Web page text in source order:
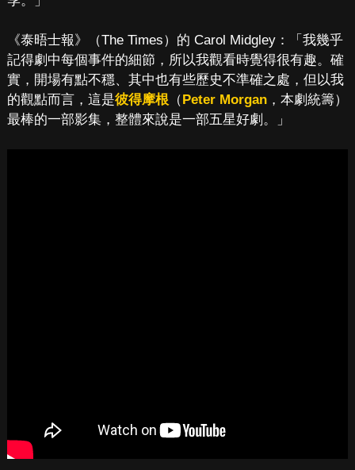
《泰晤士報》（The Times）的 Carol Midgley：「我幾乎
記得劇中每個事件的細節，所以我觀看時覺得很有趣。確
實，開場有點不穩、其中也有些歷史不準確之處，但以我
的觀點而言，這是彼得摩根 （Peter Morgan，本劇統籌）
最棒的一部影集，整體來說是一部五星好劇。」